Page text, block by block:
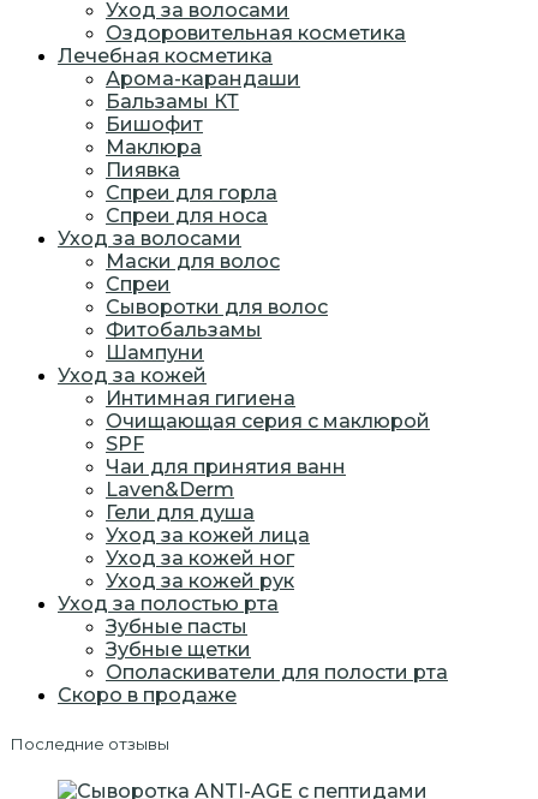
Уход за волосами
Оздоровительная косметика
Лечебная косметика
Арома-карандаши
Бальзамы КТ
Бишофит
Маклюра
Пиявка
Спреи для горла
Спреи для носа
Уход за волосами
Маски для волос
Спреи
Сыворотки для волос
Фитобальзамы
Шампуни
Уход за кожей
Интимная гигиена
Очищающая серия с маклюрой
SPF
Чаи для принятия ванн
Laven&Derm
Гели для душа
Уход за кожей лица
Уход за кожей ног
Уход за кожей рук
Уход за полостью рта
Зубные пасты
Зубные щетки
Ополаскиватели для полости рта
Скоро в продаже
Последние отзывы